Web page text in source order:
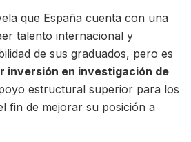
que España cuenta con una
talento internacional y
de sus graduados, pero es
inversión en investigación de
estructural superior para los
fin de mejorar su posición a